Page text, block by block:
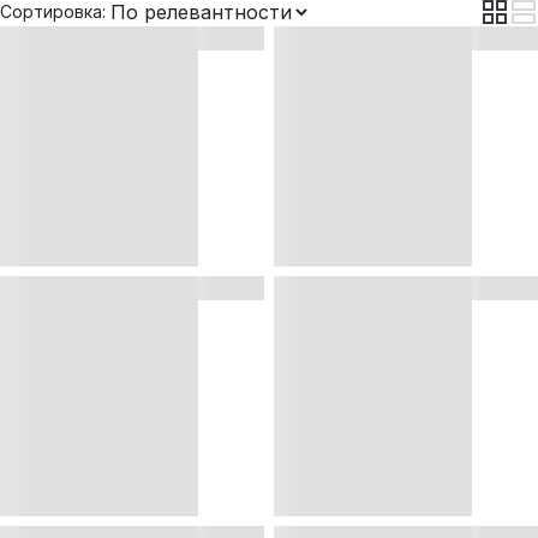
Сортировка: